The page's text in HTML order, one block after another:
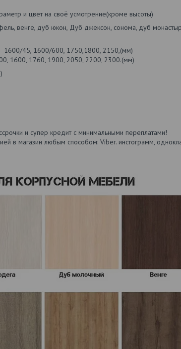
и цвет на своё усмотрение(кроме высоты)
венге, дуб юкон, Дуб джексон, сонома, дуб
45, 1600/600, 1750,1800, 2150,(мм)
1600, 1760, 1900, 2050, 2200, 2300.(мм)
и супер кредит с минимальными переплатами!
в магазин любым способом: Viber. инстограмм,